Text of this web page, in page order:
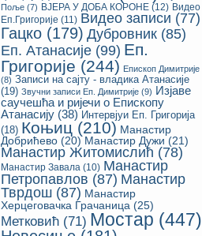
Поље (7) ВЈЕРА У ДОБА КОРОНЕ (12) Видео
Еп.Григорије (11) Видео записи (77)
Гацко (179) Дубровник (85)
Еп. Атанасије (99) Еп.
Григорије (244) Епископ Димитрије
(8) Записи на сајту - владика Атанасије
(19) Звучни записи Еп. Димитрије (9) Изјаве
саучешћа и ријечи о Епископу
Атанасију (38) Интервјуи Еп. Григорија
(18) Коњиц (210) Манастир
Добрићево (20) Манастир Дужи (21)
Манастир Житомислић (78)
Манастир Завала (10) Манастир
Петропавлов (87) Манастир
Тврдош (87) Манастир
Херцеговачка Грачаница (25)
Метковић (71) Мостар (447)